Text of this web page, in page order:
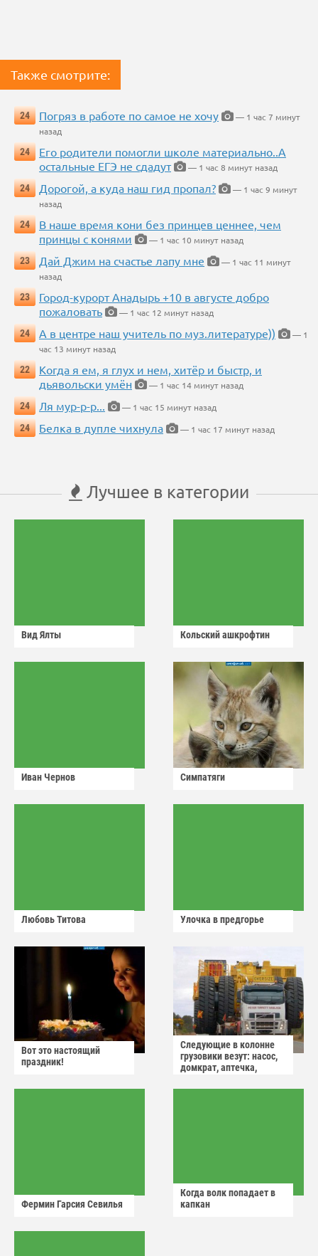
Также смотрите:
24 Погряз в работе по самое не хочу
— 1 час 7 минут
назад
24
Его родители помогли школе материально..А
остальные ЕГЭ не сдадут
— 1 час 8 минут назад
24
Дорогой, а куда наш гид пропал?
— 1 час 9 минут
назад
24
В наше время кони без принцев ценнее, чем
принцы с конями
— 1 час 10 минут назад
23
Дай Джим на счастье лапу мне
— 1 час 11 минут
назад
23
Город-курорт Анадырь +10 в августе добро
пожаловать
— 1 час 12 минут назад
24
А в центре наш учитель по муз.литературе))
— 1
час 13 минут назад
22
Когда я ем, я глух и нем, хитёр и быстр, и
дьявольски умён
— 1 час 14 минут назад
24
Ля мур-р-р...
— 1 час 15 минут назад
24
Белка в дупле чихнула — 1 час 17 минут назад
Лучшее в категории
Вид Ялты Кольский ашкрофтин
Иван Чернов Симпатяги
Любовь Титова Улочка в предгорье
Вот это настоящий
праздник!
Следующие в колонне
грузовики везут: насос,
домкрат, аптечка,
Фермин Гарсия Севилья
Когда волк попадает в
капкан